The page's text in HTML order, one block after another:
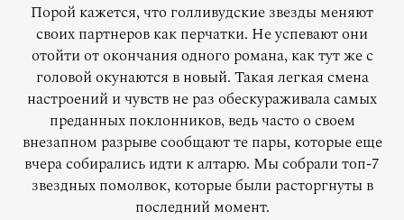
Порой кажется, что голливудские звезды меняют
своих партнеров как перчатки. Не успевают они
отойти от окончания одного романа, как тут же с
головой окунаются в новый. Такая легкая смена
настроений и чувств не раз обескураживала самых
преданных поклонников, ведь часто о своем
внезапном разрыве сообщают те пары, которые еще
вчера собирались идти к алтарю. Мы собрали топ-7
звездных помолвок, которые были расторгнуты в
последний момент.